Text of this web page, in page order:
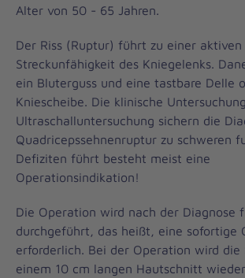
Alter von 50 - 65 Jahren.
Der Riss (Ruptur) führt zu einer aktiven
Streckunfähigkeit des Kniegelenks.
ein Bluterguss und eine tastbare Delle
Kniescheibe. Die klinische
Ultraschalluntersuchung sichern die
Quadricepssehnenruptur zu schweren
Defiziten führt besteht meist eine
Operationsindikation!
Die Operation wird nach der Diagnose
durchgeführt, das heißt, eine sofortige
erforderlich. Bei der Operation wird die
einem 10 cm langen Hautschnitt